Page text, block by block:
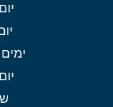
יום
יום
ימים ב'-
יום